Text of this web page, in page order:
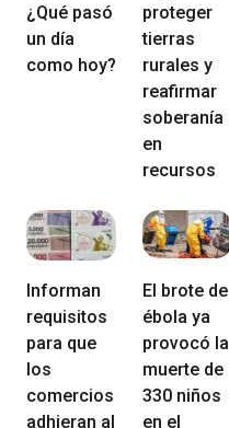
¿Qué pasó
un día
como hoy?
proteger
tierras
rurales y
reafirmar
soberanía
en
recursos
Informan
requisitos
para que
los
comercios
adhieran al
El brote de
ébola ya
provocó la
muerte de
330 niños
en el